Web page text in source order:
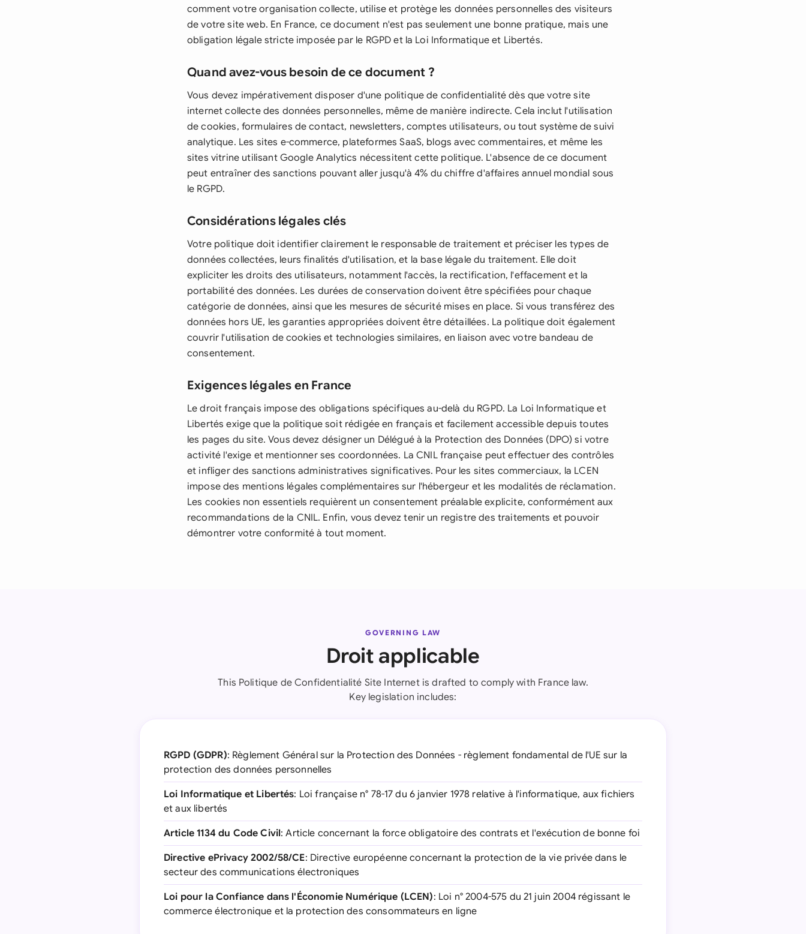
comment votre organisation collecte, utilise et protège les données personnelles des visiteurs
de votre site web. En France, ce document n'est pas seulement une bonne pratique, mais une
obligation légale stricte imposée par le RGPD et la Loi Informatique et Libertés.
Quand avez-vous besoin de ce document ?
Vous devez impérativement disposer d'une politique de confidentialité dès que votre site
internet collecte des données personnelles, même de manière indirecte. Cela inclut l'utilisation
de cookies, formulaires de contact, newsletters, comptes utilisateurs, ou tout système de suivi
analytique. Les sites e-commerce, plateformes SaaS, blogs avec commentaires, et même les
sites vitrine utilisant Google Analytics nécessitent cette politique. L'absence de ce document
peut entraîner des sanctions pouvant aller jusqu'à 4% du chiffre d'affaires annuel mondial sous
le RGPD.
Considérations légales clés
Votre politique doit identifier clairement le responsable de traitement et préciser les types de
données collectées, leurs finalités d'utilisation, et la base légale du traitement. Elle doit
expliciter les droits des utilisateurs, notamment l'accès, la rectification, l'effacement et la
portabilité des données. Les durées de conservation doivent être spécifiées pour chaque
catégorie de données, ainsi que les mesures de sécurité mises en place. Si vous transférez des
données hors UE, les garanties appropriées doivent être détaillées. La politique doit également
couvrir l'utilisation de cookies et technologies similaires, en liaison avec votre bandeau de
consentement.
Exigences légales en France
Le droit français impose des obligations spécifiques au-delà du RGPD. La Loi Informatique et
Libertés exige que la politique soit rédigée en français et facilement accessible depuis toutes
les pages du site. Vous devez désigner un Délégué à la Protection des Données (DPO) si votre
activité l'exige et mentionner ses coordonnées. La CNIL française peut effectuer des contrôles
et infliger des sanctions administratives significatives. Pour les sites commerciaux, la LCEN
impose des mentions légales complémentaires sur l'hébergeur et les modalités de réclamation.
Les cookies non essentiels requièrent un consentement préalable explicite, conformément aux
recommandations de la CNIL. Enfin, vous devez tenir un registre des traitements et pouvoir
démontrer votre conformité à tout moment.
GOVERNING LAW
Droit applicable
This Politique de Confidentialité Site Internet is drafted to comply with France law.
Key legislation includes:
RGPD (GDPR): Règlement Général sur la Protection des Données - règlement fondamental de l'UE sur la
protection des données personnelles
Loi Informatique et Libertés: Loi française n° 78-17 du 6 janvier 1978 relative à l'informatique, aux fichiers
et aux libertés
Article 1134 du Code Civil: Article concernant la force obligatoire des contrats et l'exécution de bonne foi
Directive ePrivacy 2002/58/CE: Directive européenne concernant la protection de la vie privée dans le
secteur des communications électroniques
Loi pour la Confiance dans l'Économie Numérique (LCEN): Loi n° 2004-575 du 21 juin 2004 régissant le
commerce électronique et la protection des consommateurs en ligne